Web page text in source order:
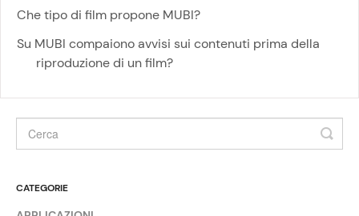
Che tipo di film propone MUBI?
Su MUBI compaiono avvisi sui contenuti prima della
riproduzione di un film?
CATEGORIE